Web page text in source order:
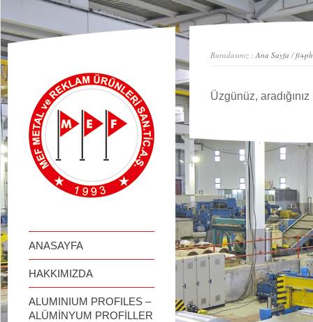
займ онлайн
ANASAYFA
HAKKIMIZDA
ALUMINIUM PROFILES –
ALÜMİNYUM PROFİLLER
Buradasınız :Ana Sayfa /
Üzgünüz,